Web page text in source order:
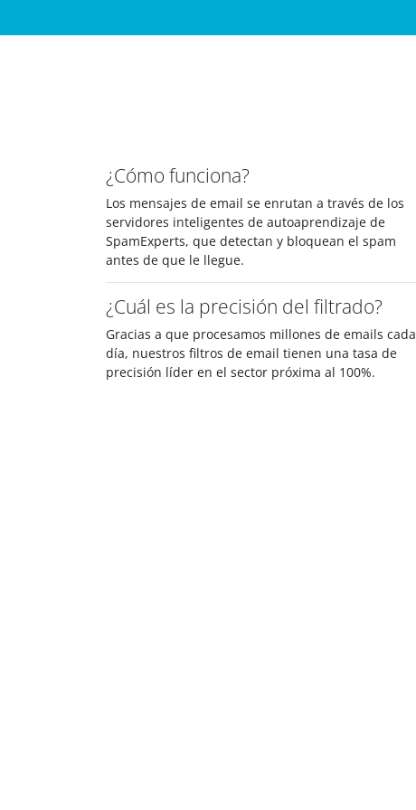
¿Cómo funciona?
Los mensajes de email se enrutan a través de los
servidores inteligentes de autoaprendizaje de
SpamExperts, que detectan y bloquean el spam
antes de que le llegue.
¿Cuál es la precisión del filtrado?
Gracias a que procesamos millones de emails cada
día, nuestros filtros de email tienen una tasa de
precisión líder en el sector próxima al 100%.